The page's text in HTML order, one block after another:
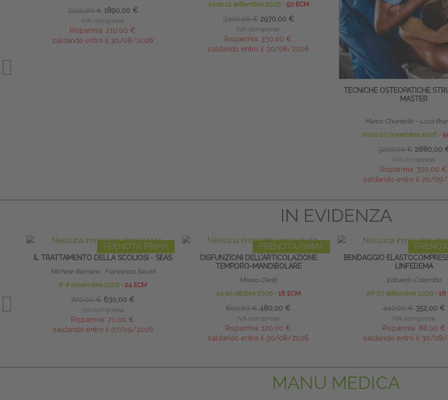
2100,00 € 1890,00 €
IVA compresa
Risparmia: 210,00 €
saldando entro il 30/08/2026
inizio 12 settembre 2026 ∙ 50 ECM
3300,00 € 2970,00 €
IVA compresa
Risparmia: 330,00 €
saldando entro il 30/08/2026
TECNICHE OSTEOPATICHE
MASTER
Marco Chiantello - Luca
inizio 20 novembre 2026 ∙
3200,00 € 2880,00
IVA compresa
Risparmia: 320,00 €
saldando entro il 20/09/
IN EVIDENZA
PRENOTA PRIMA
IL TRATTAMENTO DELLA SCOLIOSI - SEAS
Michele Romano . Francesco Saveri
6-8 novembre 2026 ∙ 24 ECM
700,00 € 630,00 €
IVA compresa
Risparmia: 70,00 €
saldando entro il 07/09/2026
PRENOTA PRIMA
DISFUNZIONI DELL’ARTICOLAZIONE
TEMPORO-MANDIBOLARE
Mauro Ciletti
24-25 ottobre 2026 ∙ 16 ECM
600,00 € 480,00 €
IVA compresa
Risparmia: 120,00 €
saldando entro il 30/08/2026
BENDAGGIO
LINFEDEMA
Edoardo Colombo
26-27 settembre 2026 ∙ 16
440,00 € 352,00 €
IVA compresa
Risparmia: 88,00 €
saldando entro il 30/08/
MANU MEDICA